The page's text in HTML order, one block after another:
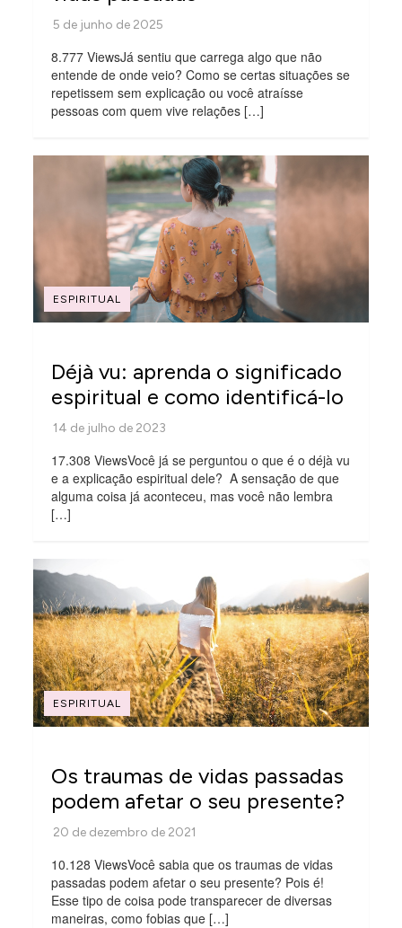
8.777 ViewsJá sentiu que carrega algo que não
entende de onde veio? Como se certas situações se
repetissem sem explicação ou você atraísse
pessoas com quem vive relações […]
ESPIRITUAL
Déjà vu: aprenda o significado
espiritual e como identificá-lo
17.308 ViewsVocê já se perguntou o que é o déjà vu
e a explicação espiritual dele? A sensação de que
alguma coisa já aconteceu, mas você não lembra
[…]
ESPIRITUAL
Os traumas de vidas passadas
podem afetar o seu presente?
10.128 ViewsVocê sabia que os traumas de vidas
passadas podem afetar o seu presente? Pois é!
Esse tipo de coisa pode transparecer de diversas
maneiras, como fobias que […]